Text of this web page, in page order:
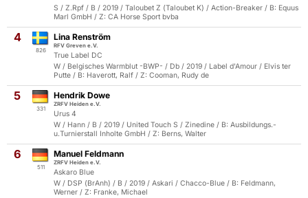
S / Z.Rpf / B / 2019 / Taloubet Z (Taloubet K) / Action-Breaker / B: Equus
Marl GmbH / Z: CA Horse Sport bvba
4
826
Lina Renström
RFV Greven e.V.
True Label DC
W / Belgisches Warmblut -BWP- / Db / 2019 / Label d'Amour / Elvis ter
Putte / B: Haverott, Ralf / Z: Cooman, Rudy de
5
331
Hendrik Dowe
ZRFV Heiden e.V.
Urus 4
W / Hann / B / 2019 / United Touch S / Zinedine / B: Ausbildungs.-
u.Turnierstall Inholte GmbH / Z: Berns, Walter
6
511
Manuel Feldmann
ZRFV Heiden e.V.
Askaro Blue
W / DSP (BrAnh) / B / 2019 / Askari / Chacco-Blue / B: Feldmann,
Werner / Z: Franke, Michael